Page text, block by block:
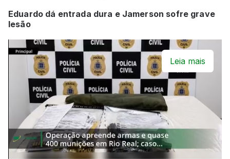
Eduardo dá entrada dura e Jamerson sofre grave
lesão
Leia mais